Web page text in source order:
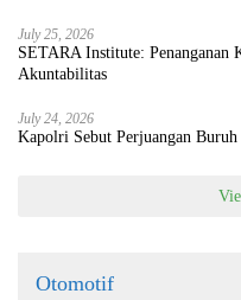
July 25, 2026
SETARA Institute: Penanganan
Akuntabilitas
July 24, 2026
Kapolri Sebut Perjuangan
Otomotif